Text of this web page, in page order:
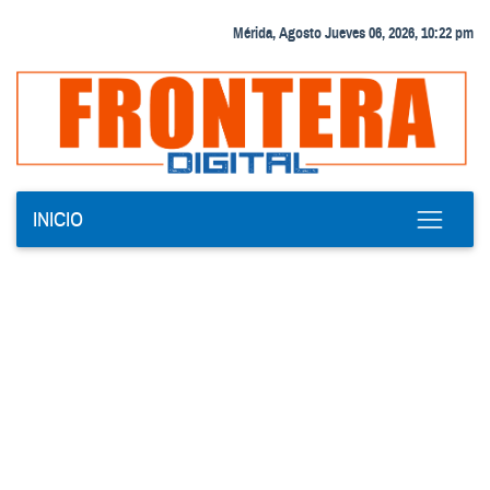
Mérida, Agosto Jueves 06, 2026, 10:22 pm
INICIO